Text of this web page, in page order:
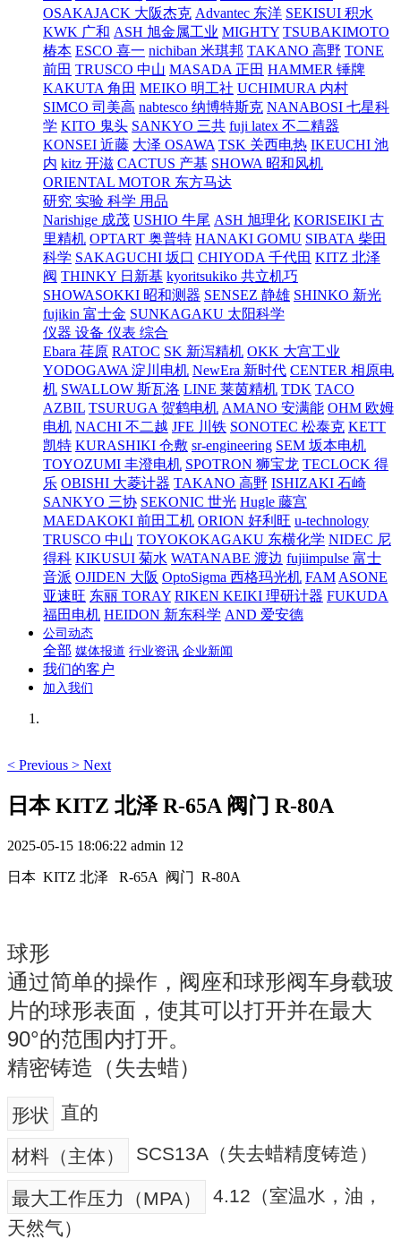
OSAKAJACK 大阪杰克 Advantec 东洋 SEKISUI 积水
KWK 广和 ASH 旭金属工业 MIGHTY TSUBAKIMOTO
椿本 ESCO 喜一 nichiban 米琪邦 TAKANO 高野 TONE
前田 TRUSCO 中山 MASADA 正田 HAMMER 锤牌
KAKUTA 角田 MEIKO 明工社 UCHIMURA 内村
SIMCO 司美高 nabtesco 纳博特斯克 NANABOSI 七星科
学 KITO 鬼头 SANKYO 三共 fuji latex 不二精器
KONSEI 近藤 大泽 OSAWA TSK 关西电热 IKEUCHI 池
内 kitz 开滋 CACTUS 产基 SHOWA 昭和风机
ORIENTAL MOTOR 东方马达
研究 实验 科学 用品
Narishige 成茂 USHIO 牛尾 ASH 旭理化 KORISEIKI 古
里精机 OPTART 奥普特 HANAKI GOMU SIBATA 柴田
科学 SAKAGUCHI 坂口 CHIYODA 千代田 KITZ 北泽
阀 THINKY 日新基 kyoritsukiko 共立机巧
SHOWASOKKI 昭和测器 SENSEZ 静雄 SHINKO 新光
fujikin 富士金 SUNKAGAKU 太阳科学
仪器 设备 仪表 综合
Ebara 荏原 RATOC SK 新泻精机 OKK 大宫工业
YODOGAWA 淀川电机 NewEra 新时代 CENTER 相原电
机 SWALLOW 斯瓦洛 LINE 莱茵精机 TDK TACO
AZBIL TSURUGA 贺鹤电机 AMANO 安满能 OHM 欧姆
电机 NACHI 不二越 JFE 川铁 SONOTEC 松泰克 KETT
凯特 KURASHIKI 仓敷 sr-engineering SEM 坂本电机
TOYOZUMI 丰澄电机 SPOTRON 狮宝龙 TECLOCK 得
乐 OBISHI 大菱计器 TAKANO 高野 ISHIZAKI 石崎
SANKYO 三协 SEKONIC 世光 Hugle 藤宫
MAEDAKOKI 前田工机 ORION 好利旺 u-technology
TRUSCO 中山 TOYOKOKAGAKU 东横化学 NIDEC 尼
得科 KIKUSUI 菊水 WATANABE 渡边 fujiimpulse 富士
音派 OJIDEN 大阪 OptoSigma 西格玛光机 FAM ASONE
亚速旺 东丽 TORAY RIKEN KEIKI 理研计器 FUKUDA
福田电机 HEIDON 新东科学 AND 爱安德
公司动态
全部 媒体报道 行业资讯 企业新闻
我们的客户
加入我们
< Previous > Next
日本 KITZ 北泽 R-65A 阀门 R-80A
2025-05-15 18:06:22 admin 12
日本 KITZ 北泽 R-65A 阀门 R-80A
球形
通过简单的操作，阀座和球形阀车身载玻
片的球形表面，使其可以打开并在最大
90°的范围内打开。
精密铸造（失去蜡）
形状 直的
材料（主体） SCS13A（失去蜡精度铸造）
最大工作压力（MPA）
4.12（室温水，油，
天然气）